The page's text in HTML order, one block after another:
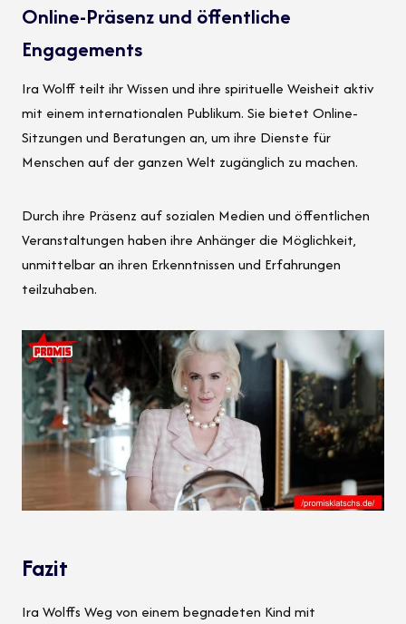
Online-Präsenz und öffentliche
Engagements
Ira Wolff teilt ihr Wissen und ihre spirituelle Weisheit aktiv
mit einem internationalen Publikum. Sie bietet Online-
Sitzungen und Beratungen an, um ihre Dienste für
Menschen auf der ganzen Welt zugänglich zu machen.
Durch ihre Präsenz auf sozialen Medien und öffentlichen
Veranstaltungen haben ihre Anhänger die Möglichkeit,
unmittelbar an ihren Erkenntnissen und Erfahrungen
teilzuhaben.
Fazit
Ira Wolffs Weg von einem begnadeten Kind mit